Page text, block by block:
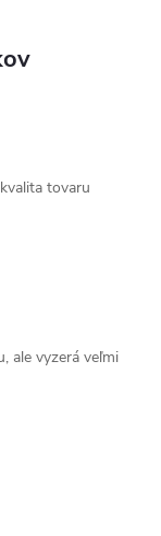
tovaru
ale vyzerá veľmi